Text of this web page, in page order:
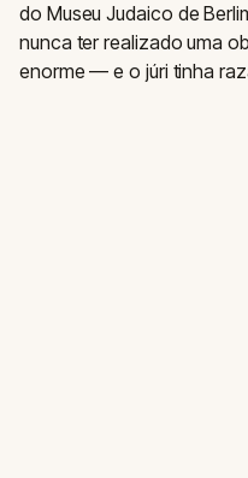
do Museu Judaico de
nunca ter realizado uma
enorme — e o júri tinha